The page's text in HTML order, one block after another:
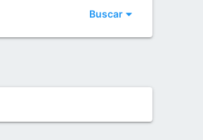
Buscar